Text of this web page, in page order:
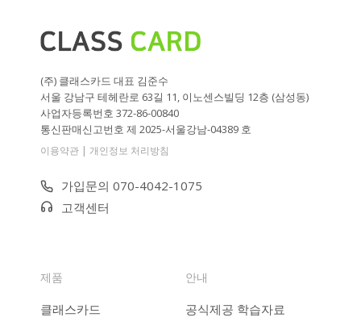
(주) 클래스카드 대표 김준수
서울 강남구 테헤란로 63길 11, 이노센스빌딩 12층 (삼성동)
사업자등록번호 372-86-00840
통신판매신고번호 제 2025-서울강남-04389 호
이용약관 | 개인정보 처리방침
가입문의 070-4042-1075
고객센터
제품
클래스카드
안내
공식제공 학습자료